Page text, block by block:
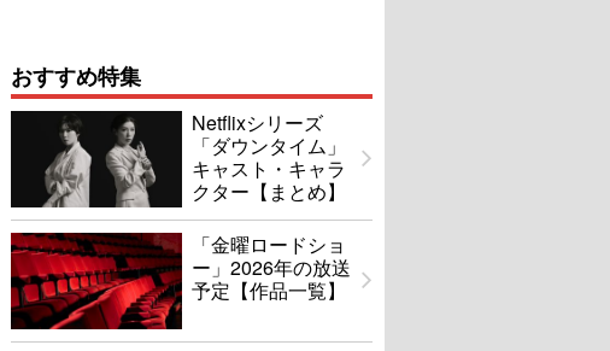
おすすめ特集
Netflixシリーズ
「ダウンタイム」
キャスト・キャラ
クター【まとめ】
「金曜ロードショ
ー」2026年の放送
予定【作品一覧】